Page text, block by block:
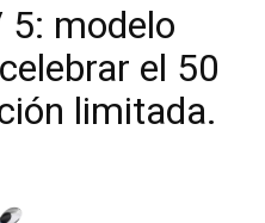
5: modelo
el 50
limitada.